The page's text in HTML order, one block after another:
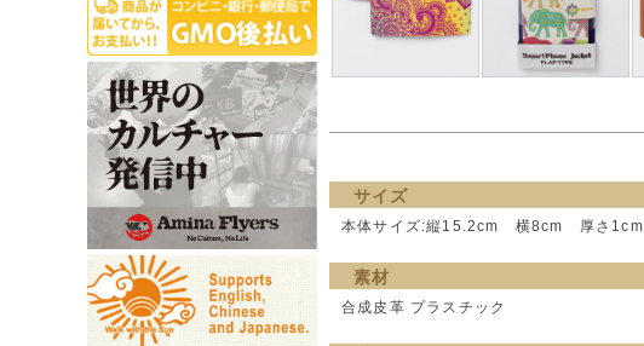
サイズ
本体サイズ:縦15.2cm 横8cm 厚さ1cm
素材
合成皮革 プラスチック